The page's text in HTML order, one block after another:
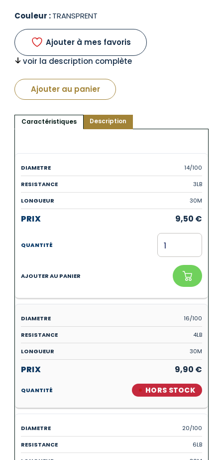
Couleur :TRANSPRENT
Ajouter à mes favoris
voir la description complète
Ajouter au panier
Caractéristiques Description
14/100
3LB
30M
9,50 €
16/100
4LB
30M
9,90 €
HORS STOCK
20/100
6LB